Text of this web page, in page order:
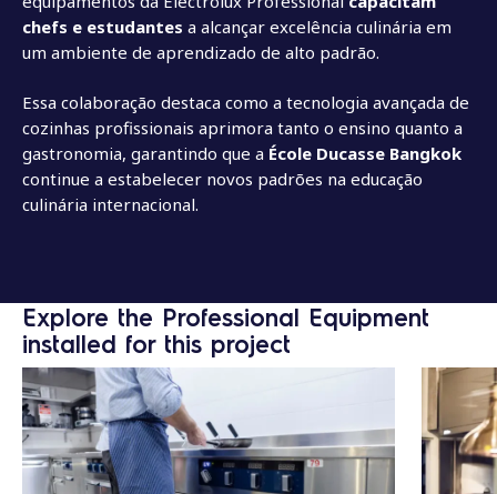
chefs e estudantes a alcançar excelência culinária em
um ambiente de aprendizado de alto padrão.
Essa colaboração destaca como a tecnologia avançada de
cozinhas profissionais aprimora tanto o ensino quanto a
gastronomia, garantindo que a École Ducasse Bangkok
continue a estabelecer novos padrões na educação
culinária internacional.
Explore the Professional Equipment
installed for this project